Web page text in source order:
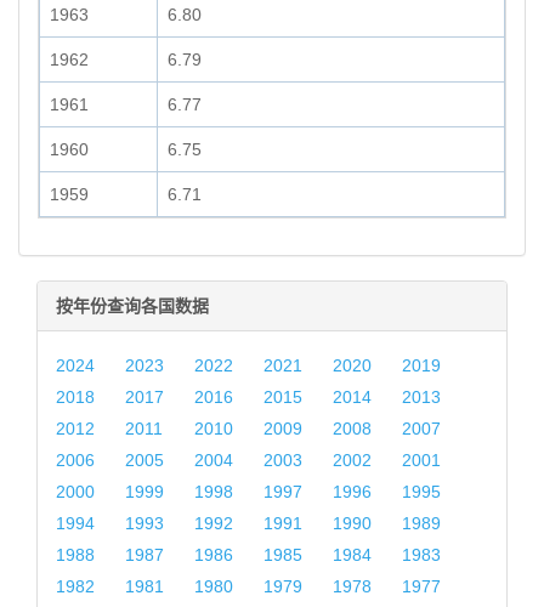
1963 6.80
1962 6.79
1961 6.77
1960 6.75
1959 6.71
按年份查询各国数据
2024 2023 2022 2021 2020
2019
2018
2017 2016 2015 2014
2013
2012
2011 2010 2009 2008
2007
2006
2005 2004 2003 2002
2001
2000
1999 1998 1997 1996
1995
1994
1993 1992 1991 1990
1989
1988
1987 1986 1985 1984
1983
1982
1981 1980 1979 1978
1977